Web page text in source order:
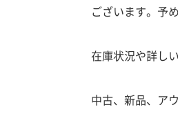
ございます。予
在庫状況や詳し
中古、新品、ア